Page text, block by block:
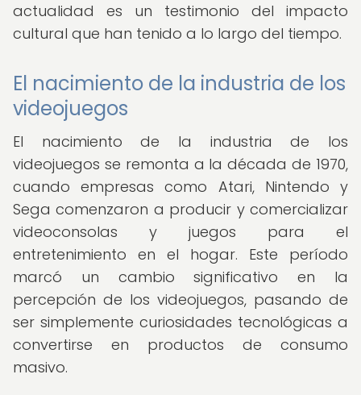
actualidad es un testimonio del impacto
cultural que han tenido a lo largo del tiempo.
El nacimiento de la industria de los
videojuegos
El nacimiento de la industria de los
videojuegos se remonta a la década de 1970,
cuando empresas como Atari, Nintendo y
Sega comenzaron a producir y comercializar
videoconsolas y juegos para el
entretenimiento en el hogar. Este período
marcó un cambio significativo en la
percepción de los videojuegos, pasando de
ser simplemente curiosidades tecnológicas a
convertirse en productos de consumo
masivo.